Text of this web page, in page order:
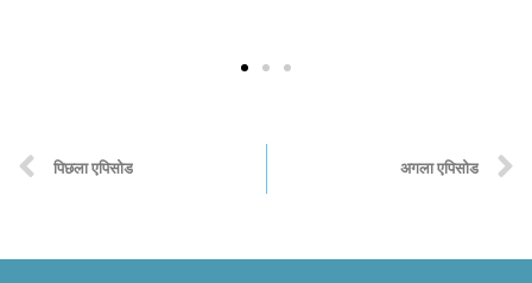
पिछला एपिसोड अगला एपिसोड